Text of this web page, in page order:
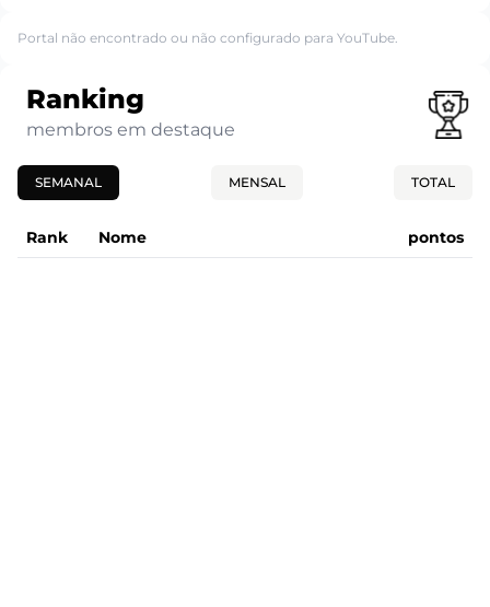
Portal não encontrado ou não configurado para YouTube.
Ranking
membros em destaque
SEMANAL MENSAL TOTAL
Rank Nome pontos